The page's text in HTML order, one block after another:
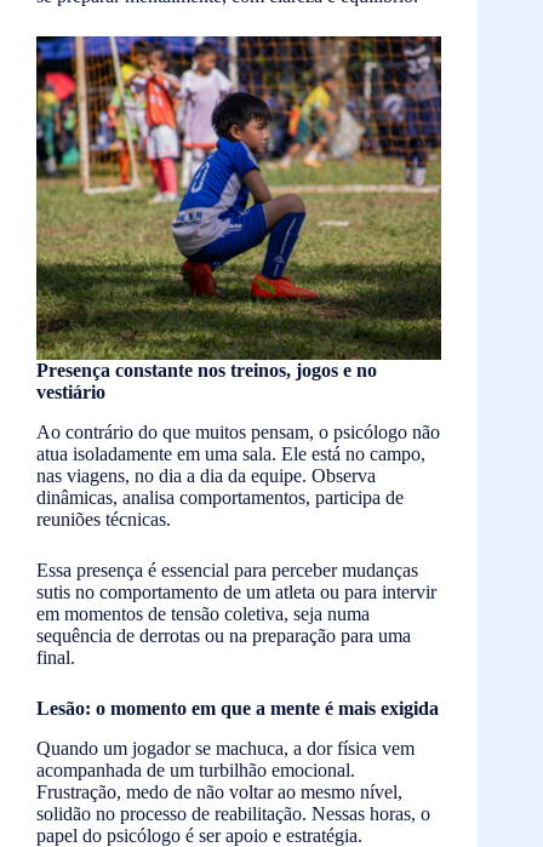
Presença constante nos treinos, jogos e no
vestiário
Ao contrário do que muitos pensam, o psicólogo não
atua isoladamente em uma sala. Ele está no campo,
nas viagens, no dia a dia da equipe. Observa
dinâmicas, analisa comportamentos, participa de
reuniões técnicas.
Essa presença é essencial para perceber mudanças
sutis no comportamento de um atleta ou para intervir
em momentos de tensão coletiva, seja numa
sequência de derrotas ou na preparação para uma
final.
Lesão: o momento em que a mente é mais exigida
Quando um jogador se machuca, a dor física vem
acompanhada de um turbilhão emocional.
Frustração, medo de não voltar ao mesmo nível,
solidão no processo de reabilitação. Nessas horas, o
papel do psicólogo é ser apoio e estratégia.